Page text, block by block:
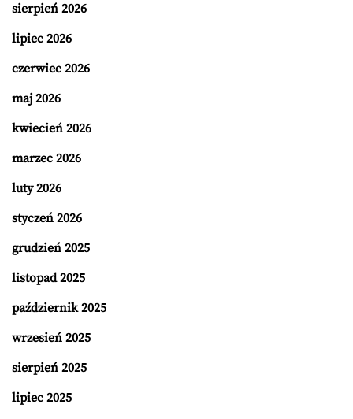
sierpień 2026
lipiec 2026
czerwiec 2026
maj 2026
kwiecień 2026
marzec 2026
luty 2026
styczeń 2026
grudzień 2025
listopad 2025
październik 2025
wrzesień 2025
sierpień 2025
lipiec 2025